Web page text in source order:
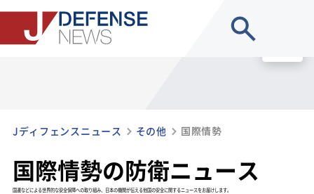
Jディフェンスニュース その他 国際情勢
国際情勢の防衛ニュース
国連などによる世界的な安全保障への取り組み、日本の機関が伝える他国の安全に関するニュースをお届けします。